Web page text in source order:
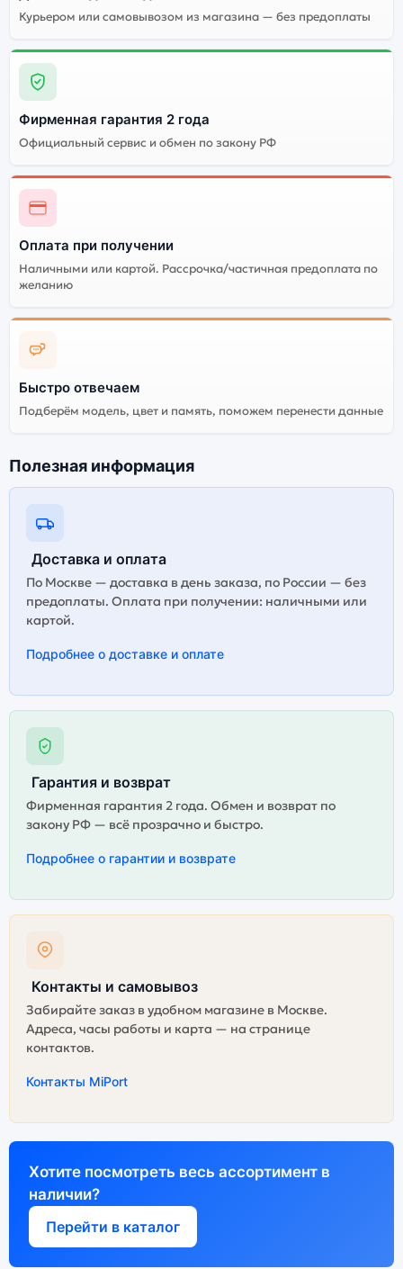
Курьером или самовывозом из магазина — без предоплаты
Фирменная гарантия 2 года
Официальный сервис и обмен по закону РФ
Оплата при получении
Наличными или картой. Рассрочка/частичная предоплата по
желанию
Быстро отвечаем
Подберём модель, цвет и память, поможем перенести данные
Полезная информация
Доставка и оплата
По Москве — доставка в день заказа, по России — без
предоплаты. Оплата при получении: наличными или
картой.
Подробнее о доставке и оплате
Гарантия и возврат
Фирменная гарантия 2 года. Обмен и возврат по
закону РФ — всё прозрачно и быстро.
Подробнее о гарантии и возврате
Контакты и самовывоз
Забирайте заказ в удобном магазине в Москве.
Адреса, часы работы и карта — на странице
контактов.
Контакты MiPort
Хотите посмотреть весь ассортимент в
наличии?
Перейти в каталог